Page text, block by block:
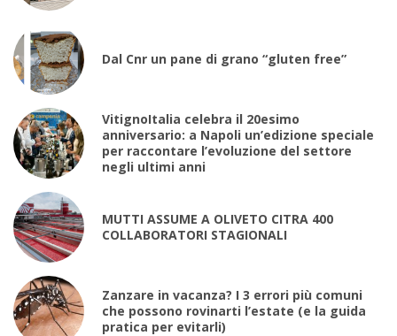
Dal Cnr un pane di grano “gluten free”
VitignoItalia celebra il 20esimo
anniversario: a Napoli un’edizione speciale
per raccontare l’evoluzione del settore
negli ultimi anni
MUTTI ASSUME A OLIVETO CITRA 400
COLLABORATORI STAGIONALI
Zanzare in vacanza? I 3 errori più comuni
che possono rovinarti l’estate (e la guida
pratica per evitarli)